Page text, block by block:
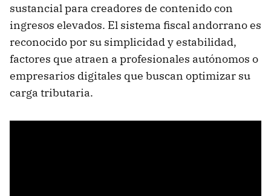
sustancial para creadores de contenido con
ingresos elevados. El sistema fiscal andorrano es
reconocido por su simplicidad y estabilidad,
factores que atraen a profesionales autónomos o
empresarios digitales que buscan optimizar su
carga tributaria.